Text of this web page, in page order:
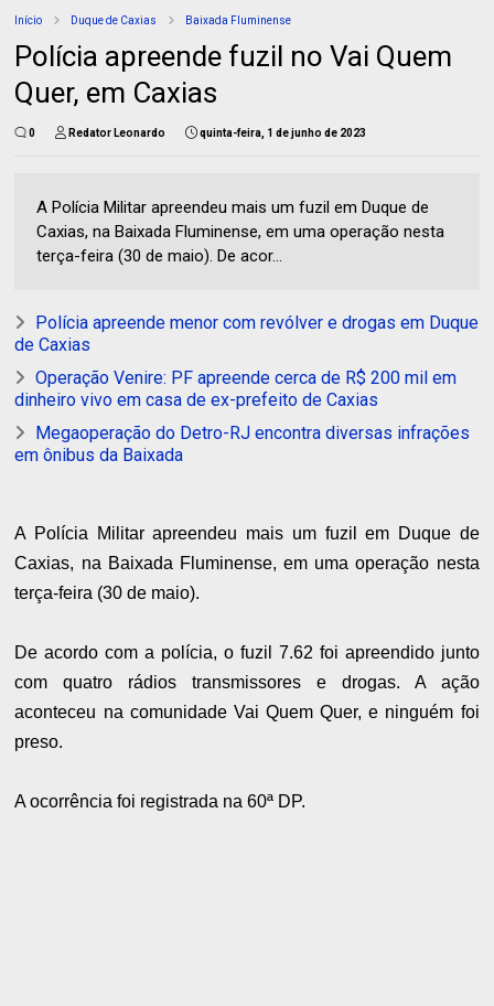
Início Duque de Caxias Baixada Fluminense
Polícia apreende fuzil no Vai Quem
Quer, em Caxias
0 Redator Leonardo quinta-feira, 1 de junho de 2023
A Polícia Militar apreendeu mais um fuzil em Duque de
Caxias, na Baixada Fluminense, em uma operação nesta
terça-feira (30 de maio). De acor...
Polícia apreende menor com revólver e drogas em Duque
de Caxias
Operação Venire: PF apreende cerca de R$ 200 mil em
dinheiro vivo em casa de ex-prefeito de Caxias
Megaoperação do Detro-RJ encontra diversas infrações
em ônibus da Baixada
A Polícia Militar apreendeu mais um fuzil em Duque de
Caxias, na Baixada Fluminense, em uma operação nesta
terça-feira (30 de maio).
De acordo com a polícia, o fuzil 7.62 foi apreendido junto
com quatro rádios transmissores e drogas. A ação
aconteceu na comunidade Vai Quem Quer, e ninguém foi
preso.
A ocorrência foi registrada na 60ª DP.